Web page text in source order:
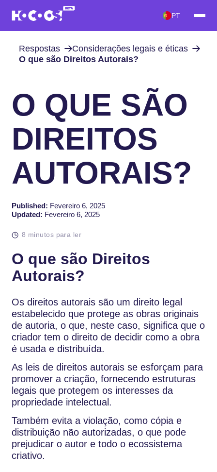
PT
Respostas
Considerações legais e éticas
O que são Direitos Autorais?
O QUE SÃO
DIREITOS
AUTORAIS?
Published: Fevereiro 6, 2025
Updated: Fevereiro 6, 2025
8 minutos para ler
O que são Direitos
Autorais?
Os direitos autorais são um direito legal
estabelecido que protege as obras originais
de autoria, o que, neste caso, significa que o
criador tem o direito de decidir como a obra
é usada e distribuída.
As leis de direitos autorais se esforçam para
promover a criação, fornecendo estruturas
legais que protegem os interesses da
propriedade intelectual.
Também evita a violação, como cópia e
distribuição não autorizadas, o que pode
prejudicar o autor e todo o ecossistema
criativo.